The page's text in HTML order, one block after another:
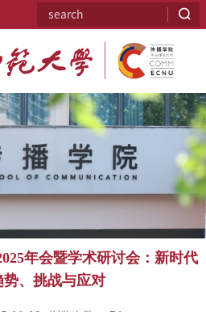
年会暨学术研讨会：新时代
势、挑战与应对